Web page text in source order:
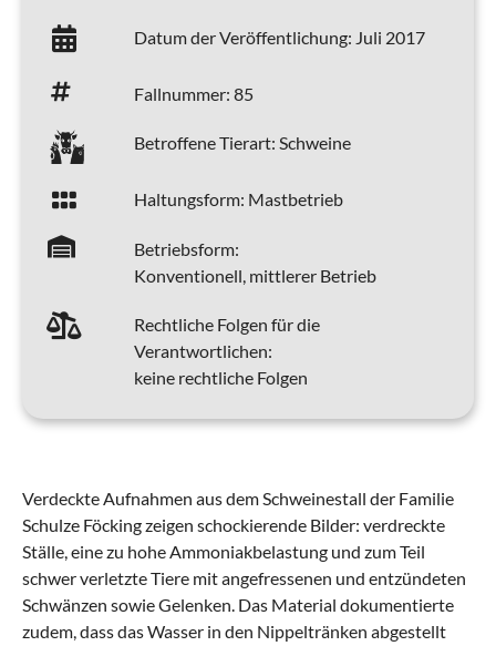
Datum der Veröffentlichung: Juli 2017
Fallnummer: 85
Betroffene Tierart: Schweine
Haltungsform: Mastbetrieb
Betriebsform:
Konventionell, mittlerer Betrieb
Rechtliche Folgen für die
Verantwortlichen:
keine rechtliche Folgen
Verdeckte Aufnahmen aus dem Schweinestall der Familie
Schulze Föcking zeigen schockierende Bilder: verdreckte
Ställe, eine zu hohe Ammoniakbelastung und zum Teil
schwer verletzte Tiere mit angefressenen und entzündeten
Schwänzen sowie Gelenken. Das Material dokumentierte
zudem, dass das Wasser in den Nippeltränken abgestellt